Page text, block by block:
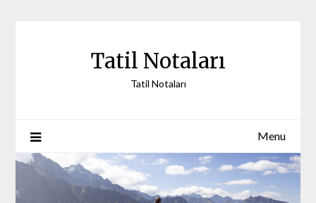
Tatil Notaları
Tatil Notaları
Menu